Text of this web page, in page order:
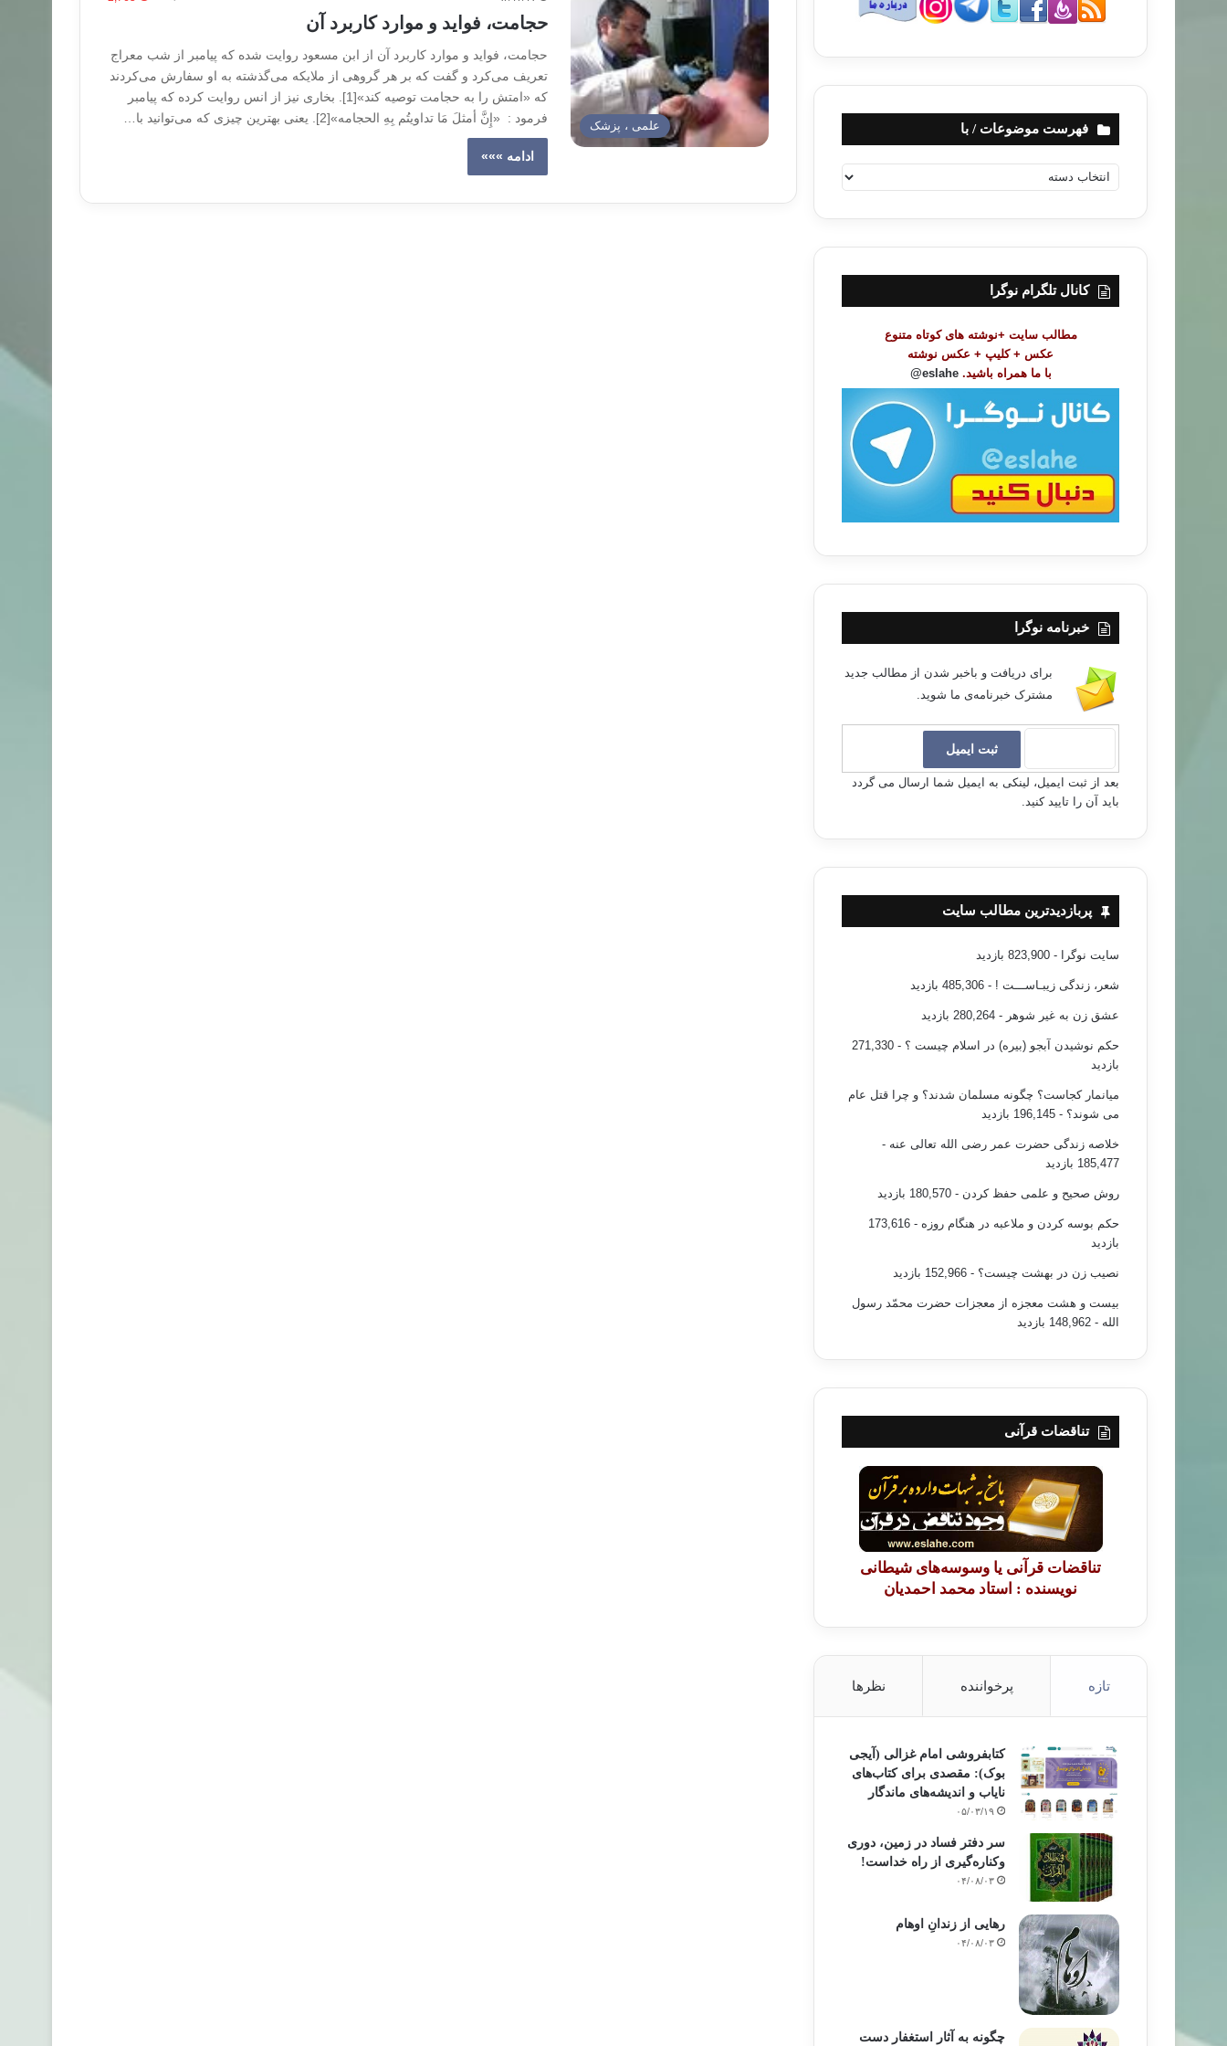
علمی ، پزشک
حجامت، فواید و موارد کاربرد آن
حجامت، فواید و موارد کاربرد آن از ابن مسعود روایت شده که پیامبر از شب معراج
تعریف می‌کرد و گفت که بر هر گروهی از ملایکه می‌گذشته به او سفارش می‌کردند
که «امتش را به حجامت توصیه کند»[1]. بخاری نیز از انس روایت کرده که پیامبر
فرمود : «إِنَّ أمثلَ مَا تداویتُم بِهِ الحجامه»[2]. یعنی بهترین چیزی که می‌توانید با…
ادامه »»»
فهرست موضوعات / با
ه
ت
ض
کانال تلگرام نوگرا
مطالب سایت +نوشته های کوتاه متنوع
عکس + کلیپ + عکس نوشته
با ما همراه باشید. eslahe@
خبرنامه نوگرا
برای دریافت و باخبر شدن از مطالب جدید
مشترک خبرنامه‌ی ما شوید.
بعد از ثبت ایمیل، لینکی به ایمیل شما ارسال می گردد
باید آن را تایید کنید.
پربازدیدترین مطالب سایت
سایت نوگرا - 823,900 بازدید
شعر، زندگی زیبـاســـت ! - 485,306 بازدید
عشق زن به غیر شوهر - 280,264 بازدید
حکم نوشیدن آبجو (بیره) در اسلام چیست ؟
- 271,330
بازدید
میانمار کجاست؟ چگونه مسلمان شدند؟ و چرا قتل عام
می شوند؟ - 196,145 بازدید
خلاصه زندگی حضرت عمر رضی الله تعالی عنه -
185,477 بازدید
روش صحیح و علمی حفظ کردن - 180,570 بازدید
حکم بوسه کردن و ملاعبه در هنگام روزه
- 173,616
بازدید
نصیب زن در بهشت چیست؟ - 152,966 بازدید
بیست و هشت معجزه از معجزات حضرت محمّد رسول
الله - 148,962 بازدید
تناقضات قرآنی
تناقضات قرآنی یا وسوسه‌های شیطانی
نویسنده : استاد محمد احمدیان
تازه پرخواننده نظرها
کتابفروشی امام غزالی (آیجی
بوک): مقصدی برای کتاب‌های
نایاب و اندیشه‌های ماندگار
۰۵/۰۳/۱۹
سر دفتر فساد در زمین‌، دوری
وکناره‌گیری از راه خداست‌!
۰۴/۰۸/۰۳
رهایی از زندانِ اوهام
۰۴/۰۸/۰۳
چگونه به آثار استغفار دست